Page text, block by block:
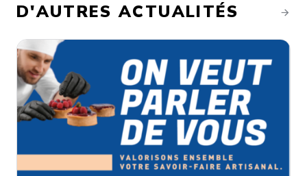
D'AUTRES ACTUALITÉS